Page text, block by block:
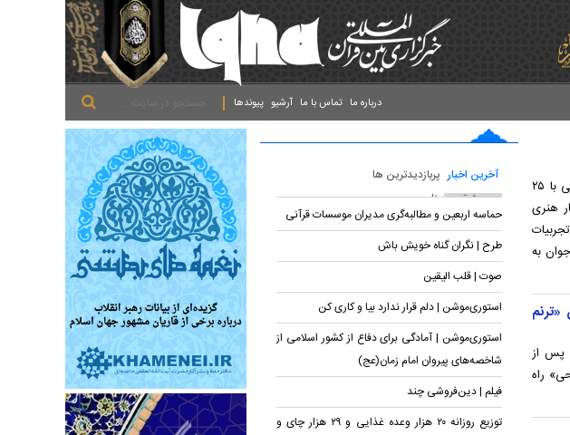
پیوندها آرشیو تماس با ما درباره ما
مدیرکل فرهنگ و ارشاد اسلامی سمنان با اشاره به تجربه موفق برگزاری نمایشگاه‌های قرآنی با ۲۵
هنری
به
«ترنم
پس از
راه
آخرین اخبار پربازدیدترین ها
پربحث ترین عناوین
حماسه اربعین و مطالبه‌گری مدیران موسسات قرآنی
طرح | نگران گناه خویش باش
صوت | قلب الیقین
استوری‌موشن | دلم قرار ندارد بیا و کاری کن
استوری‌موشن | آمادگی برای دفاع از کشور اسلامی از
شاخصه‌های پیروان امام زمان(عج)
فیلم | دین‌فروشی چند
توزیع روزانه ۲۰ هزار وعده غذایی و ۲۹ هزار چای و